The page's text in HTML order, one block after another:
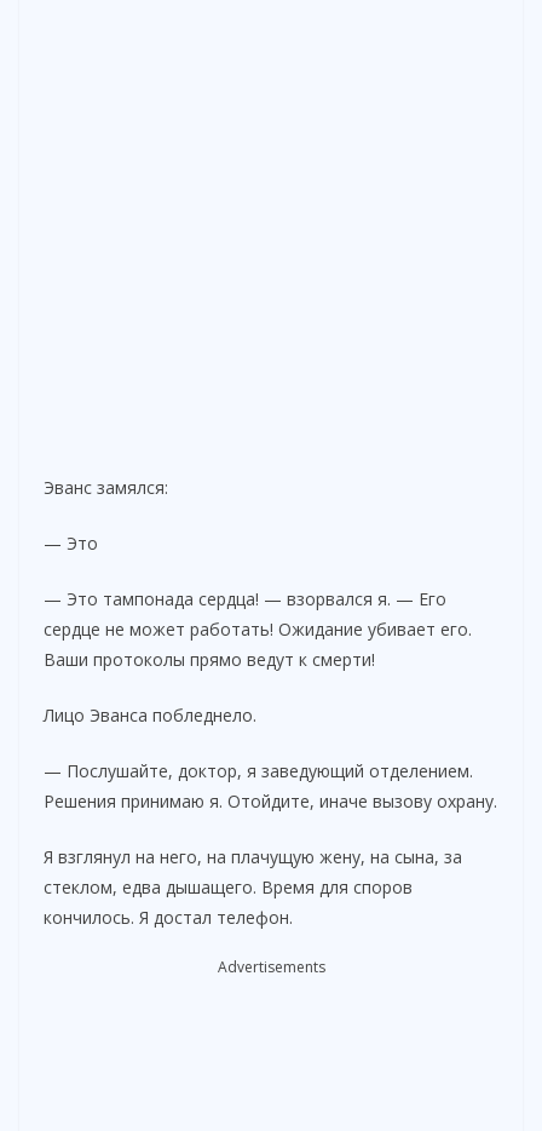
Эванс замялся:
— Это
— Это тампонада сердца! — взорвался я. — Его
сердце не может работать! Ожидание убивает его.
Ваши протоколы прямо ведут к смерти!
Лицо Эванса побледнело.
— Послушайте, доктор, я заведующий отделением.
Решения принимаю я. Отойдите, иначе вызову охрану.
Я взглянул на него, на плачущую жену, на сына, за
стеклом, едва дышащего. Время для споров
кончилось. Я достал телефон.
Advertisements